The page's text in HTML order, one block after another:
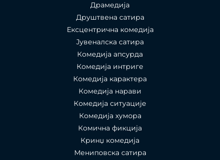
Драмедија
Друштвена сатира
Ексцентрична комедија
Јувеналска сатира
Комедија апсурда
Комедија интриге
Комедија карактера
Комедија нарави
Комедија ситуације
Комедија хумора
Комична фикција
Кринџ комедија
Мениповска сатира